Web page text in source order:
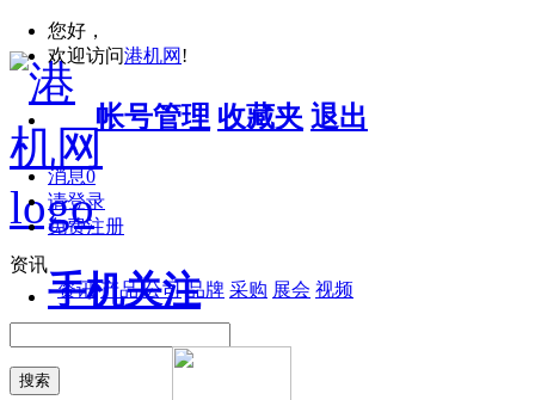
您好，
欢迎访问港机网 !
帐号管理 收藏夹 退出
消息0
请登录
免费注册
手机关注
资讯
资讯 产品 公司 品牌 采购 展会 视频
搜索